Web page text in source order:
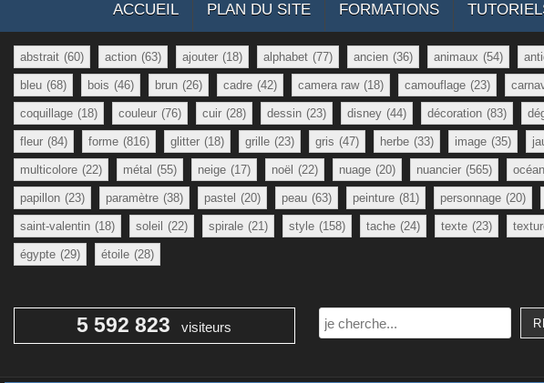
ACCUEIL PLAN DU SITE FORMATIONS
abstrait (60) action (63) ajouter (18) alphabet (77) ancien (36) animaux (54)
bleu (68) bois (46) brun (26) cadre (42) camera raw (18) camouflage (23)
coquillage (18) couleur (76) cuir (28) dessin (23) disney (44) décoration (83)
fleur (84) forme (816) glitter (18) grille (23) gris (47) herbe (33) image (35)
multicolore (22) métal (55) neige (17) noël (22) nuage (20) nuancier (565) océan
papillon (23) paramètre (38) pastel (20) peau (63) peinture (81) personnage (20)
saint-valentin (18) soleil (22) spirale (21) style (158) tache (24) texte (23)
égypte (29) étoile (28)
5 592 823 visiteurs
Rechercher